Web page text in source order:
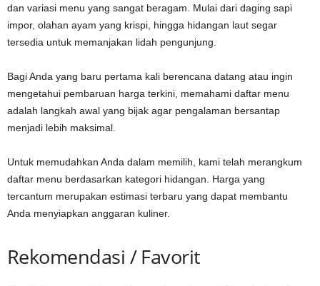
dan variasi menu yang sangat beragam. Mulai dari daging sapi
impor, olahan ayam yang krispi, hingga hidangan laut segar
tersedia untuk memanjakan lidah pengunjung.
Bagi Anda yang baru pertama kali berencana datang atau ingin
mengetahui pembaruan harga terkini, memahami daftar menu
adalah langkah awal yang bijak agar pengalaman bersantap
menjadi lebih maksimal.
Untuk memudahkan Anda dalam memilih, kami telah merangkum
daftar menu berdasarkan kategori hidangan. Harga yang
tercantum merupakan estimasi terbaru yang dapat membantu
Anda menyiapkan anggaran kuliner.
Rekomendasi / Favorit